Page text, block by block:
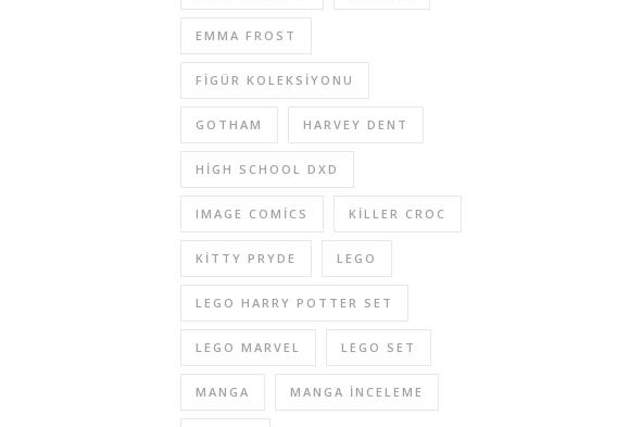
EMMA FROST
FIGÜR KOLEKSIYONU
GOTHAM HARVEY DENT
HIGH SCHOOL DXD
IMAGE COMICS KILLER CROC
KITTY PRYDE LEGO
LEGO HARRY POTTER SET
LEGO MARVEL LEGO SET
MANGA MANGA INCELEME